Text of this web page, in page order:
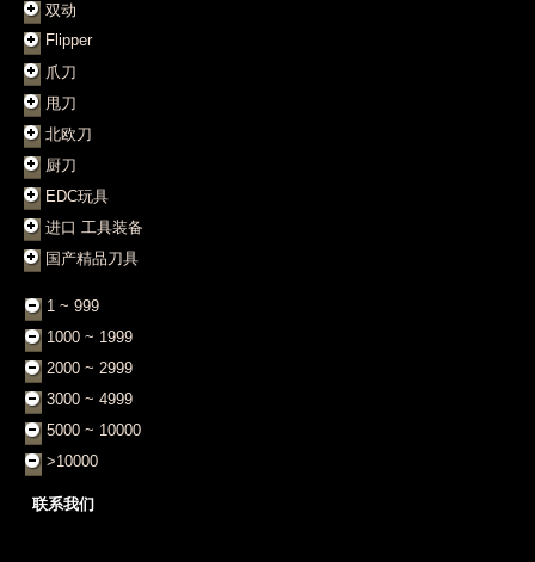
双动
Flipper
爪刀
甩刀
北欧刀
厨刀
EDC玩具
进口 工具装备
国产精品刀具
1 ~ 999
1000 ~ 1999
2000 ~ 2999
3000 ~ 4999
5000 ~ 10000
>10000
联系我们